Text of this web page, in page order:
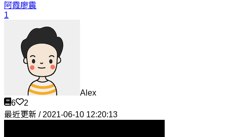
阿霞廖震
1
Alex
6
2
最近更新 / 2021-06-10 12:20:13